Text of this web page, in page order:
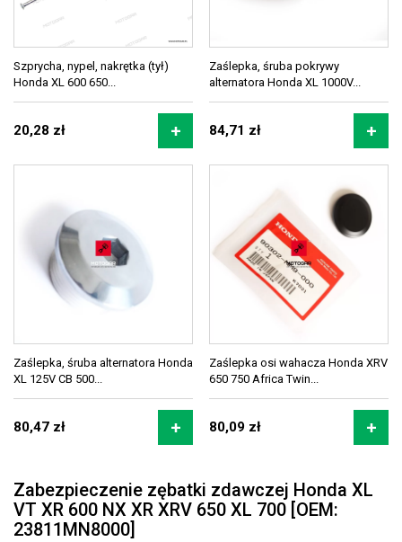
Szprycha, nypel, nakrętka (tył)
Honda XL 600 650...
20,28 zł
Zaślepka, śruba pokrywy
alternatora Honda XL 1000V...
84,71 zł
Zaślepka, śruba alternatora Honda
XL 125V CB 500...
80,47 zł
Zaślepka osi wahacza Honda XRV
650 750 Africa Twin...
80,09 zł
Zabezpieczenie zębatki zdawczej Honda XL
VT XR 600 NX XR XRV 650 XL 700 [OEM:
23811MN8000]